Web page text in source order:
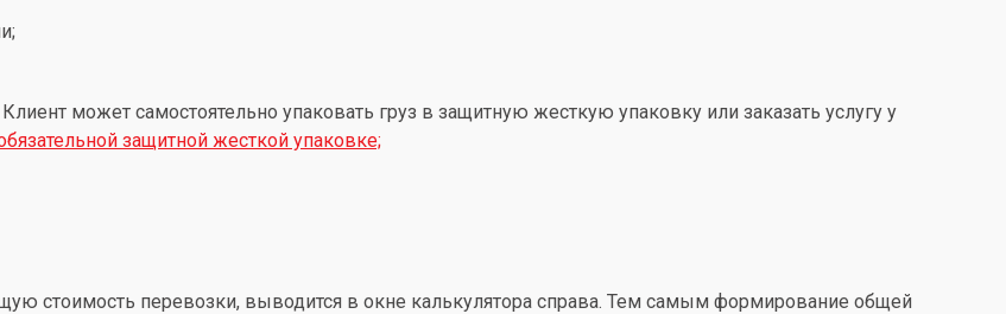
может самостоятельно упаковать груз в защитную жесткую упаковку или заказать услугу у
защитной жесткой упаковке;
стоимость перевозки, выводится в окне калькулятора справа. Тем самым формирование общей